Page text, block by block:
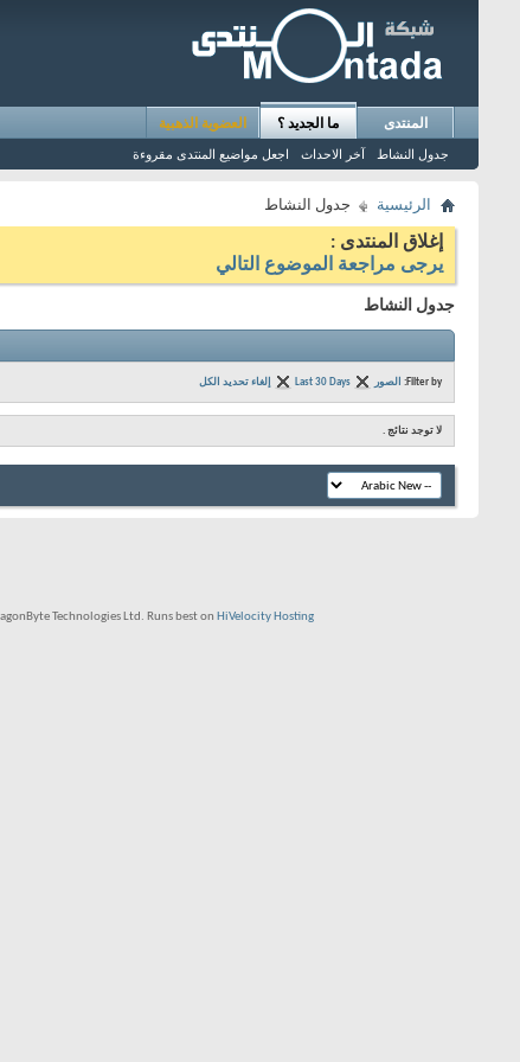
المنتدى ما الجديد ؟
جدول النشاط آخر الاحداث اجعل مواضيع المنتدى مقروءة
العضوية الذهبية
الرئيسية جدول النشاط
إغلاق المنتدى :
يرجى مراجعة الموضوع التالي
جدول النشاط
Filter by: الصور Last 30 Days إلغاء تحديد الكل
لا توجد نتائج .
Technologies Ltd. Runs best on HiVelocity Hosting